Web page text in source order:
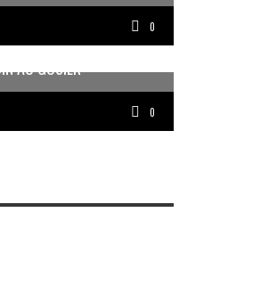
0
AU GOSIER
0